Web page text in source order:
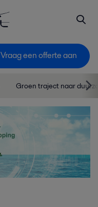
Vraag een offerte aan
Groen traject naar